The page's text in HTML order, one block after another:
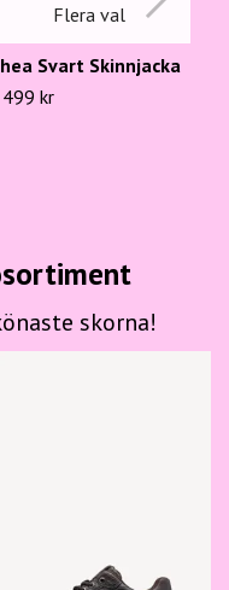
Flera val
Svart Skinnjacka
kr
skorna!